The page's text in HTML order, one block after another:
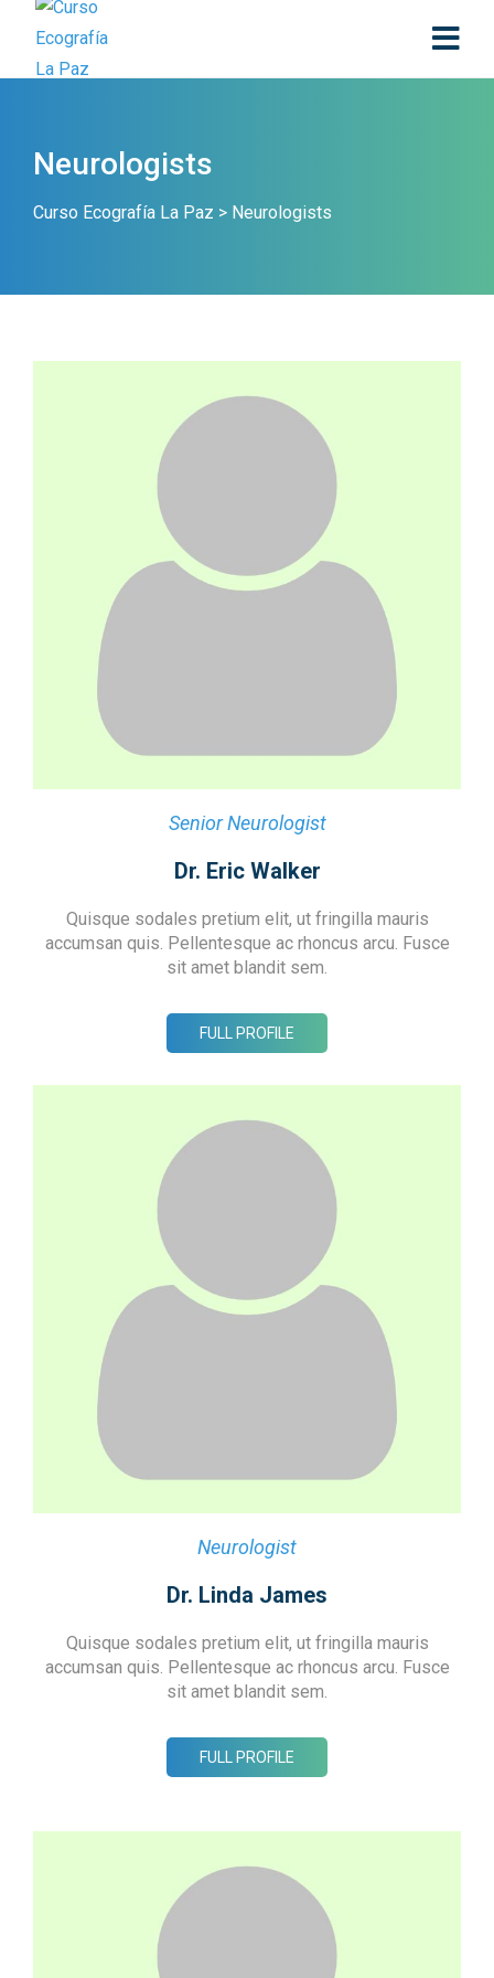
Neurologists
Curso Ecografía La Paz > Neurologists
Senior Neurologist
Dr. Eric Walker
Quisque sodales pretium elit, ut fringilla mauris
accumsan quis. Pellentesque ac rhoncus arcu. Fusce
sit amet blandit sem.
FULL PROFILE
Neurologist
Dr. Linda James
Quisque sodales pretium elit, ut fringilla mauris
accumsan quis. Pellentesque ac rhoncus arcu. Fusce
sit amet blandit sem.
FULL PROFILE